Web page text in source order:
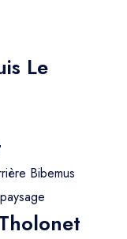
Le
Bibemus